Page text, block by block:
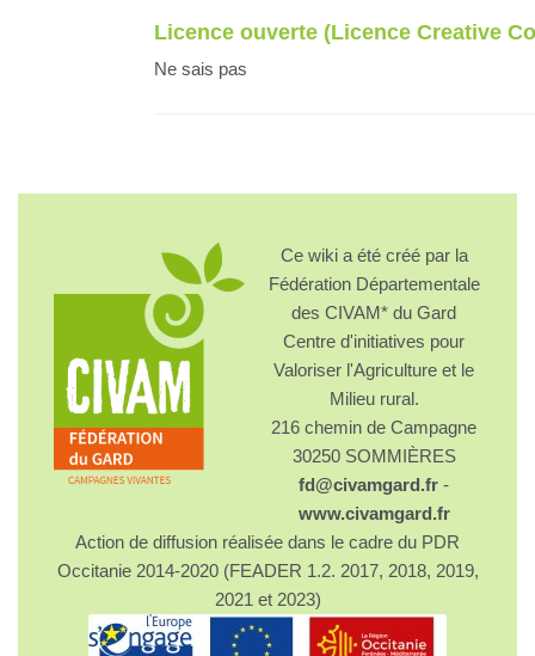
Licence ouverte (Licence Creative
Ne sais pas
Ce wiki a été créé par la
Fédération Départementale
des CIVAM* du Gard
Centre d'initiatives pour
Valoriser l'Agriculture et le
Milieu rural.
216 chemin de Campagne
30250 SOMMIÈRES
fd@civamgard.fr -
www.civamgard.fr
Action de diffusion réalisée dans le cadre du PDR
Occitanie 2014-2020 (FEADER 1.2. 2017, 2018, 2019,
2021 et 2023)